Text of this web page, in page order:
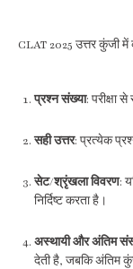
CLAT 2025 उत्तर कुंजी
प्रश्न संख्या: परीक्षा
सही उत्तर: प्रत्येक
सेट/श्रृंखला विवरण:
निर्दिष्ट करता है।
अस्थायी और अंतिम
देती है, जबकि अंतिम